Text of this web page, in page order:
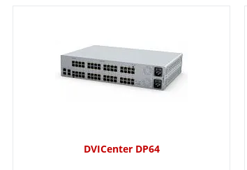
DVICenter DP64